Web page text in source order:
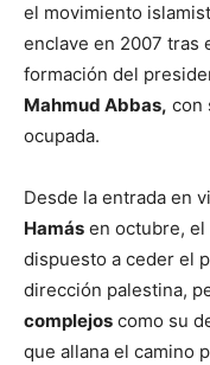
el movimiento
enclave en 2007 tras
formación del
Mahmud Abbas, con
ocupada.
Desde la entrada en
Hamás en octubre,
dispuesto a ceder el
dirección palestina,
complejos como su
que allana el camino